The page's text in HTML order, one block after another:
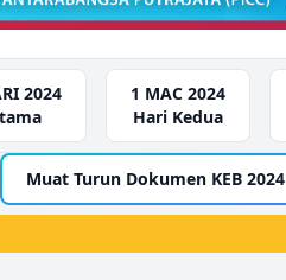
2024
1 MAC 2024
Hari Kedua
Muat Turun Dokumen KEB 2024